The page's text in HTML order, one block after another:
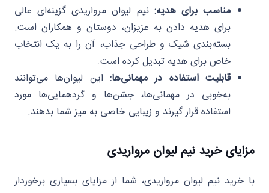
مناسب برای هدیه: نیم لیوان مرواریدی گزینه‌ای عالی
برای هدیه دادن به عزیزان، دوستان و همکاران است.
بسته‌بندی شیک و طراحی جذاب، آن را به یک انتخاب
خاص برای هدیه تبدیل کرده است.
قابلیت استفاده در مهمانی‌ها: این لیوان‌ها می‌توانند
به‌خوبی در مهمانی‌ها، جشن‌ها و گردهمایی‌ها مورد
استفاده قرار گیرند و زیبایی خاصی به میز شما بدهند.
مزایای خرید نیم لیوان مرواریدی
با خرید نیم لیوان مرواریدی، شما از مزایای بسیاری برخوردار